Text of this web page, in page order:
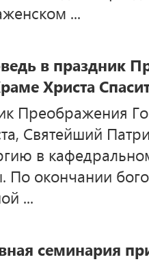
...
в праздник
Христа
Преображения
Святейший
в
По окончании
...
семинария